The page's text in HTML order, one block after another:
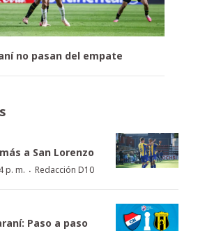
no pasan del empate
a San Lorenzo
p. m. · Redacción D10
Paso a paso